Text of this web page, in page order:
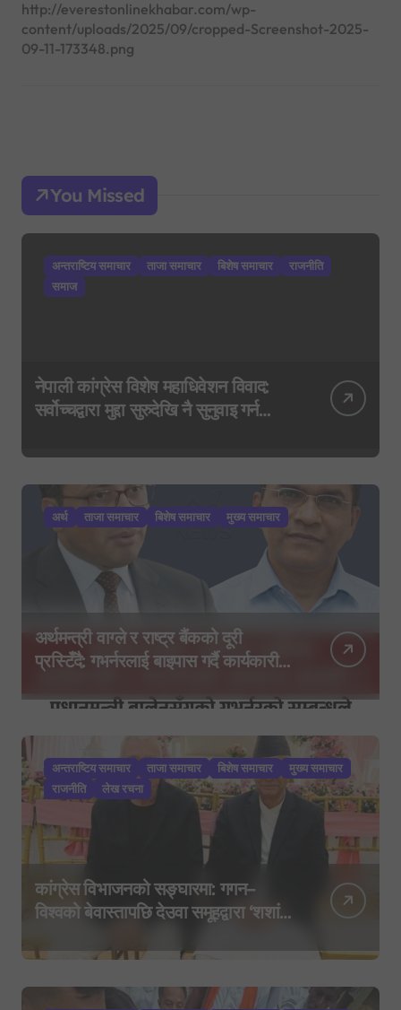
http://everestonlinekhabar.com/wp-
content/uploads/2025/09/cropped-Screenshot-2025-
09-11-173348.png
You Missed
अन्तराष्टिय समाचार ताजा समाचार बिशेष समाचार
राजनीति
समाज
नेपाली कांग्रेस विशेष महाधिवेशन विवाद:
सर्वोच्चद्वारा मुद्दा सुरुदेखि नै सुनुवाइ गर्न
अर्थ ताजा समाचार बिशेष समाचार मुख्य समाचार
अर्थमन्त्री वाग्ले र राष्ट्र बैंकको दूरी
प्रस्टिँदै: गभर्नरलाई बाइपास गर्दै कार्यकारी
अन्तराष्टिय समाचार ताजा समाचार बिशेष समाचार
मुख्य समाचार
राजनीति
लेख रचना
कांग्रेस विभाजनको सङ्घारमा: गगन–
विश्वको बेवास्तापछि देउवा समूहद्वारा ‘शशांक
यात्राको घोषणा तयारी!